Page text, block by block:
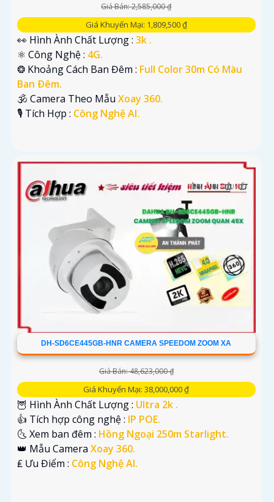
Giá Bán: 2,585,000 ₫
Giá Khuyến Mại: 1,809,500 ₫
👀 Hình Ành Chất Lượng : 3k .
⚛️ Công Nghệ : 4G.
❂ Khoảng Cách Ban Đêm : Full Color 30m Có Màu
Ban Ðêm.
🕉️ Camera Theo Mẫu Xoay 360.
️🎙 Tích Hợp : Công Nghệ AI.
DH-SD6CE445GB-HNR CAMERA SPEEDOM ZOOM XA
Giá Bán: 48,623,000 ₫
Giá Khuyến Mại: 38,000,000 ₫
🦉 Hình Ành Chất Lượng : Ultra 2k .
👍 Tích hợp công nghệ : IP POE.
🌜 Xem ban đêm : Hồng Ngoại 250m Starlight.
👑 Mẫu Camera Xoay 360.
️₤ Ưu Điểm : Công Nghệ AI.